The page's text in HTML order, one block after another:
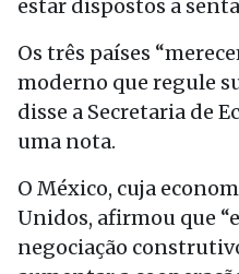
estar dispostos a
Os três países
moderno que regule
disse a Secretaria de
uma nota.
O México, cuja
Unidos, afirmou que
negociação